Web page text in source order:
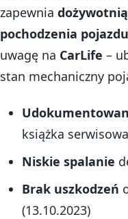
zapewnia
pochodzenia pojazdu
uwagę na CarLife –
stan mechaniczny
książka serwisowa
Niskie spalanie
Brak uszkodzeń
(13.10.2023)